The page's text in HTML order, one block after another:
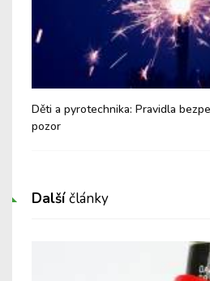
Děti a pyrotechnika: Pravidla
pozor
Dalšíčlánky